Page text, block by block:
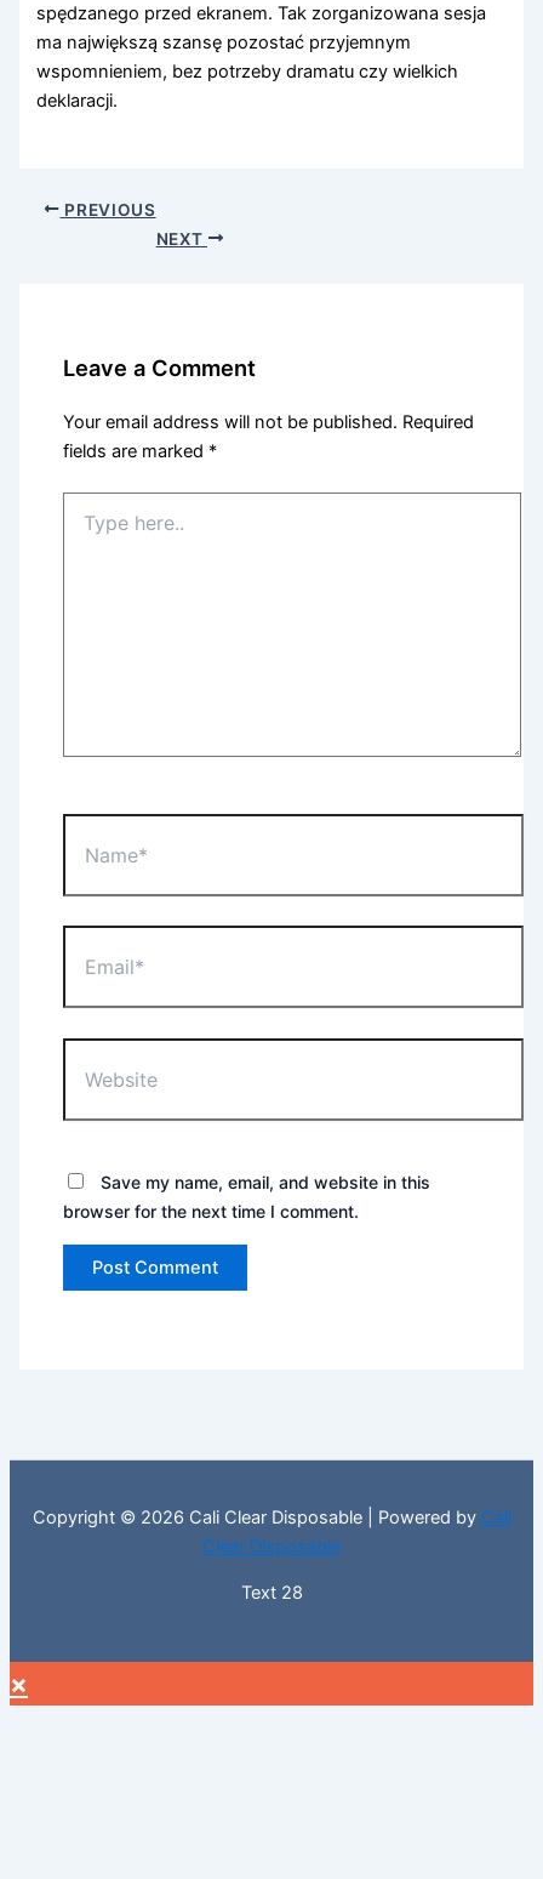
spędzanego przed ekranem. Tak zorganizowana sesja
ma największą szansę pozostać przyjemnym
wspomnieniem, bez potrzeby dramatu czy wielkich
deklaracji.
PREVIOUS
NEXT
Leave a Comment
Your email address will not be published. Required
fields are marked *
here..
Save my name, email, and website in this
browser for the next time I comment.
Copyright © 2026 Cali Clear Disposable | Powered by Cali
Clear Disposable
Text 28
×